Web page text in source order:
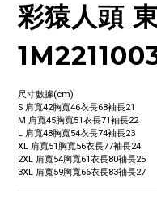
彩猿人頭
尺寸數據(cm)
S 肩寬42胸寬46衣長68袖長21
M 肩寬45胸寬51衣長71袖長22
L 肩寬48胸寬54衣長74袖長23
XL 肩寬51胸寬56衣長77袖長24
2XL 肩寬54胸寬61衣長80袖長25
3XL 肩寬59胸寬66衣長83袖長27